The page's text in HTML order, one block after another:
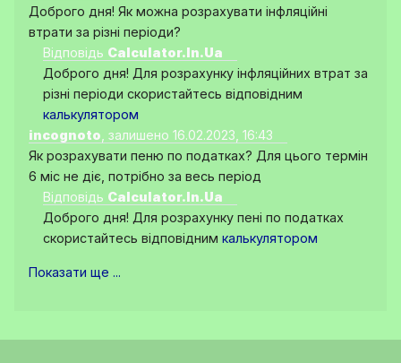
Доброго дня! Як можна розрахувати інфляційні
втрати за різні періоди?
Відповідь Calculator.In.Ua
Доброго дня! Для розрахунку інфляційних втрат за
різні періоди скористайтесь відповідним
калькулятором
incognoto , залишено 16.02.2023, 16:43
Як розрахувати пеню по податках? Для цього термін
6 міс не діє, потрібно за весь період
Відповідь Calculator.In.Ua
Доброго дня! Для розрахунку пені по податках
скористайтесь відповідним калькулятором
Показати ще ...